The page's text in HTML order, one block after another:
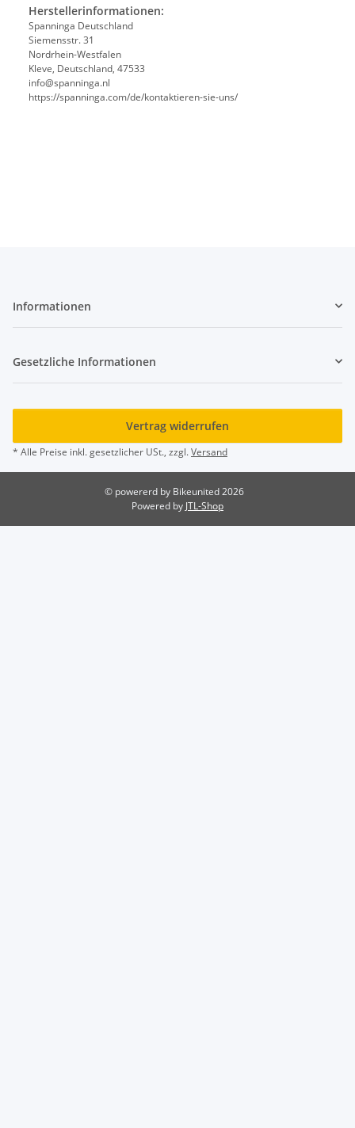
Herstellerinformationen:
Spanninga Deutschland
Siemensstr. 31
Nordrhein-Westfalen
Kleve, Deutschland, 47533
info@spanninga.nl
https://spanninga.com/de/kontaktieren-sie-uns/
Informationen
Gesetzliche Informationen
Vertrag widerrufen
* Alle Preise inkl. gesetzlicher USt., zzgl.Versand
© powererd by Bikeunited 2026
Powered by JTL-Shop